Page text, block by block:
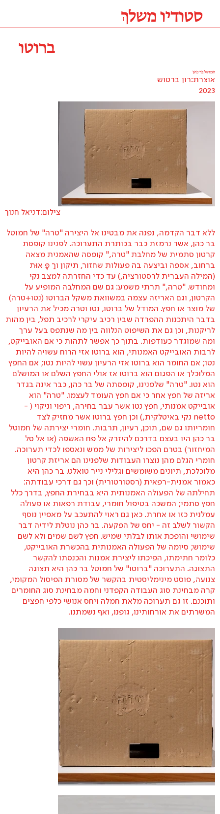
סטודיו משלךְ
ברוטו
חמוטל בר כהן
אוצרת:רון ברטוש
2023
דניאל חנוךצילום:
ללא דבר הקדמה, נפנה את מבטינו אל היצירה "טרה" של חמוטל
בר כהן, אשר נרמזת כבר בכותרת התערוכה. לפנינו קופסת
קרטון סתמית של מחלבת "טרה," קופסה שהאמנית מצאה
ברחוב, אספה וביצעה בה פעולות שחזור, תיקון ורַ פָּ אוּת
(המילה העברית לרסטורציה,) עד כדי החזרתה למצב נקי
ומחודש. "טרה," תרתי משמע: גם שם המחלבה המופיע על
הקרטון, וגם האריזה עצמה במשוואת משקל הברוטו (נטו+טרה)
של מוצר או חפץ. המודל של ברוטו, נטו וטרה מכיל את הרעיון
בדבר היתכנות ההפרדה שבין רכיב עיקרי לרכיב תפל, בין מהות
לריקנות, וכן גם את השיפוט הנלווה בין מה שנתפס בעל ערך
ומה שמוגדר כעודפות. בתוך כך אפשר לתהות כי אם האובייקט,
לרבות האובייקט האמנותי, הוא ברוטו אזי הרוח עשויה להיות
נטו; אם החומר הוא ברוטו אזי הרעיון עשוי להיות נטו; אם החפץ
המלוכלך או הפגום הוא ברוטו אז אולי החפץ השלם או המושלם
הוא נטו. "טרה" שלפנינו, קופסתה של בר כהן, כבר אינה בגדר
אריזה של חפץ אחר כי אם חפץ העומד לעצמו. "טרה" הוא
אובייקט אמנותי, חפץ נטו אשר עבר בחירה, ריפוי וניקוי ( -
netto נקי באיטלקית,) וכן חפץ ברוטו אשר מחזיק לצד
חומריותו גם שם, תוכן, רעיון, תרבות. חומרי יצירתה של חמוטל
בר כהן היו בעצם בדרכם להיזרק אל פח האשפה (או אל סל
המיחזור) בטרם הפכו ליצירות של ממש ונאספו לכדי תערוכה.
חומרי הגלם מהן נוצרו העבודות שלפנינו הם אריזת קרטון
מלוכלכת, תיונים משומשים וגלילי נייר טואלט. בר כהן היא
כאמור אמנית-רפאית (רסטורטורית) וכך גם דרכי עבודתה:
תחילתה של הפעולה האמנותית היא בבחירת החפץ, בדרך כלל
חפץ סתמי; המשכה בטיפול חומרי, עבודת רפאות או פעולה
עמלנית כזו או אחרת. כאן גם ראוי להתעכב על מאפיין נוסף
הקשור לשלב זה - יחס של הפקעה. בר כהן נוטלת לידיה דבר
שימושי והופכת אותו לבלתי שמיש. חפץ לשם שמים ולא לשם
שימוש; סיומה של הפעולה האמנותית בהכשרת האובייקט,
כלומר חתימתו, הפיכתו ליצירת אמנות והכנסתו להקשר
התצוגה. התערוכה "ברוטו" של חמוטל בר כהן היא תצוגה
צנועה, פוסט מינימליסטית בהקשר של מסורת הפיסול המקומי,
קרה מבחינת סוג העבודה הקפדני וחמה מבחינת סוג החומרים
ותוכנם. זו גם תערוכה מלאת חמלה ויחס אנושי כלפי חפצים
המשרתים את אורחותינו, גופנו, ואף נשמתנו.